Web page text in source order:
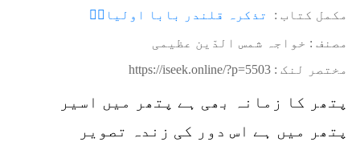
مکمل کتاب : تذکرہ قلندر بابا اولیاءؒ
مصنف : خواجہ شمس الدّین عظیمی
مختصر لنک : https://iseek.online/?p=5503
پتھر کا زمانہ بھی ہے پتھر میں اسیر
پتھر میں ہے اس دور کی زندہ تصویر